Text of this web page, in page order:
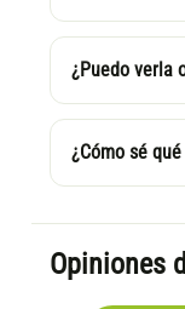
¿Puedo verla
¿Cómo sé
Opiniones